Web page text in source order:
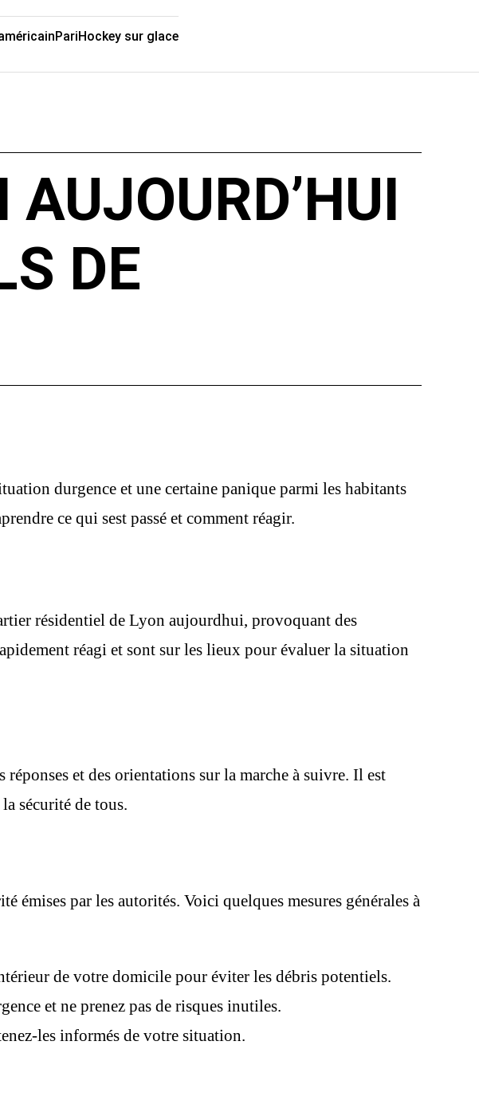
PariHockey sur glace
AUJOURD’HUI
DE
durgence et une certaine panique parmi les habitants
ce qui sest passé et comment réagir.
résidentiel de Lyon aujourdhui, provoquant des
réagi et sont sur les lieux pour évaluer la situation
et des orientations sur la marche à suivre. Il est
sécurité de tous.
émises par les autorités. Voici quelques mesures générales à
de votre domicile pour éviter les débris potentiels.
et ne prenez pas de risques inutiles.
les informés de votre situation.